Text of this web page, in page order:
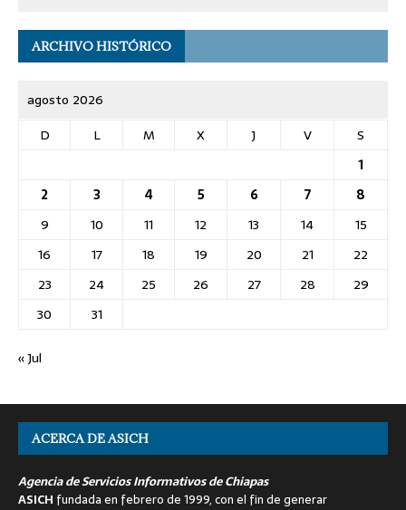
ARCHIVO HISTÓRICO
agosto 2026
D
L M X J V
S
1
2
3 4 5 6 7
8
9
10 11 12 13 14
15
16
17 18 19 20 21
22
23
24 25 26 27 28
29
30
31
« Jul
ACERCA DE ASICH
Agencia de Servicios Informativos de Chiapas
ASICH fundada en febrero de 1999, con el fin de generar